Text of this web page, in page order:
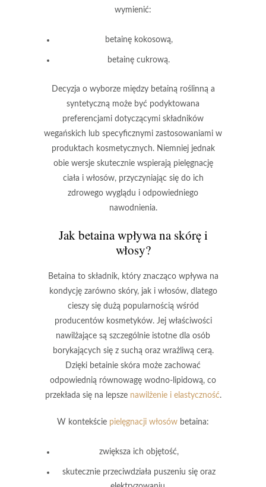
wymienić:
betainę kokosową,
betainę cukrową.
Decyzja o wyborze między betainą roślinną a
syntetyczną może być podyktowana
preferencjami dotyczącymi składników
wegańskich lub specyficznymi zastosowaniami w
produktach kosmetycznych. Niemniej jednak
obie wersje skutecznie wspierają pielęgnację
ciała i włosów, przyczyniając się do ich
zdrowego wyglądu i odpowiedniego
nawodnienia.
Jak betaina wpływa na skórę i
włosy?
Betaina to składnik, który znacząco wpływa na
kondycję zarówno skóry, jak i włosów, dlatego
cieszy się dużą popularnością wśród
producentów kosmetyków. Jej właściwości
nawilżające są szczególnie istotne dla osób
borykających się z suchą oraz wrażliwą cerą.
Dzięki betainie skóra może zachować
odpowiednią równowagę wodno-lipidową, co
przekłada się na lepsze nawilżenie i elastyczność.
W kontekście pielęgnacji włosów betaina:
zwiększa ich objętość,
skutecznie przeciwdziała puszeniu się oraz